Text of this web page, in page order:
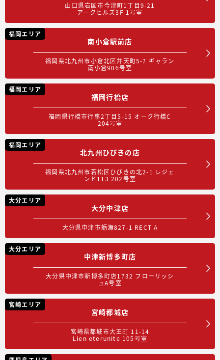
山口県岩国市今津町1丁目9-21
アークヒルズ3F 1号室
福岡エリア
南小倉駅前店
福岡県北九州市小倉北区弁天町5-7 ギャラン
南小倉906号室
福岡エリア
福岡行橋店
福岡県行橋市行事2丁目5-15 オーク行橋C
204号室
福岡エリア
北九州ひびきの店
福岡県北九州市若松区ひびきの北2-1 レジェ
ンド113 202号室
大分エリア
大分中津店
大分県中津市蛎瀬827-1 RECT A
大分エリア
中津新博多町店
大分県中津市新博多町店1732 フローリッシ
ュA号室
宮崎エリア
宮崎都城店
宮崎県都城市大王町 11-14
Lien eterunite 105号室